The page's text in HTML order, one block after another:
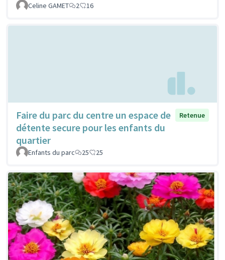
Celine GAMET 2 16
Faire du parc du centre un espace de
détente secure pour les enfants du
quartier
Retenue
Enfants du parc 25 25